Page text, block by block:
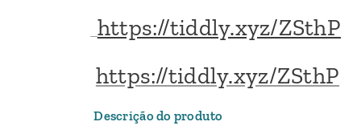
https://tiddly.xyz/ZSthP
https://tiddly.xyz/ZSthP
Descrição do produto